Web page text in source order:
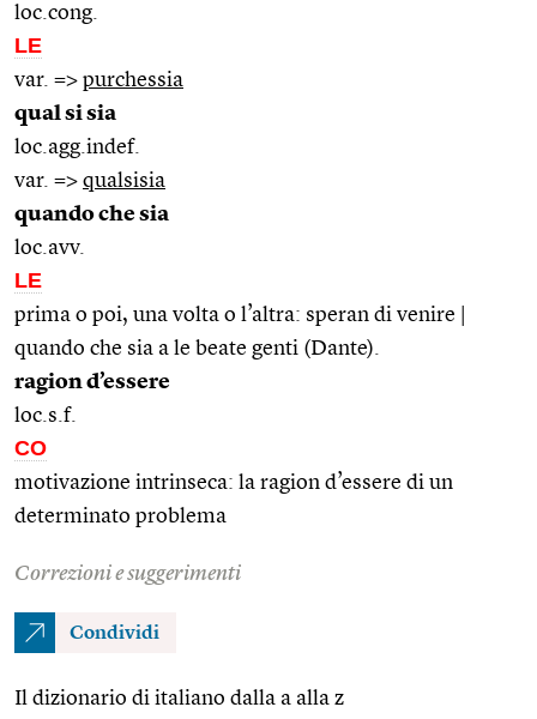
loc.cong.
LE
var. => purchessia
qual si sia
loc.agg.indef.
var. => qualsisia
quando che sia
loc.avv.
LE
prima o poi, una volta o l’altra: speran di venire |
quando che sia a le beate genti (Dante).
ragion d’essere
loc.s.f.
CO
motivazione intrinseca: la ragion d’essere di un
determinato problema
Correzioni e suggerimenti
Condividi
Il dizionario di italiano dalla a alla z